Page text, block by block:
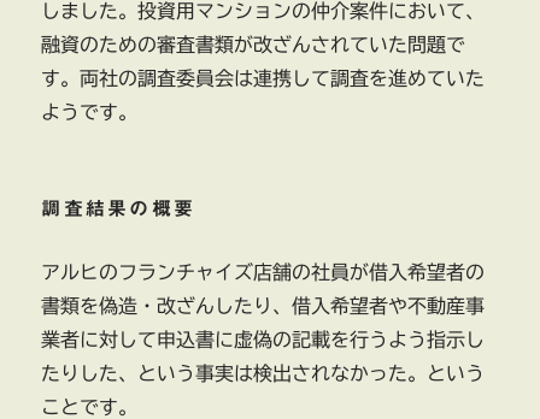
しました。投資用マンションの仲介案件において、
融資のための審査書類が改ざんされていた問題で
す。両社の調査委員会は連携して調査を進めていた
ようです。
調査結果の概要
アルヒのフランチャイズ店舗の社員が借入希望者の
書類を偽造・改ざんしたり、借入希望者や不動産事
業者に対して申込書に虚偽の記載を行うよう指示し
たりした、という事実は検出されなかった。という
ことです。